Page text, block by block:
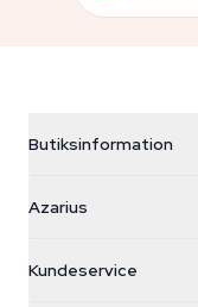
Butiksinformation
Galvaniweg 11
Nederland
Azarius
Kundeservice